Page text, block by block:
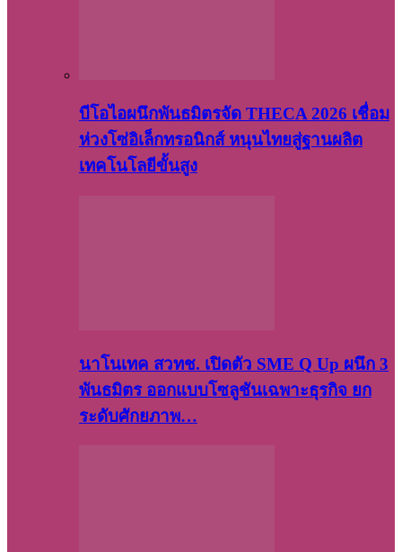
บีโอไอผนึกพันธมิตรจัด THECA 2026 เชื่อม
ห่วงโซ่อิเล็กทรอนิกส์ หนุนไทยสู่ฐานผลิต
เทคโนโลยีขั้นสูง
นาโนเทค สวทช. เปิดตัว SME Q Up ผนึก 3
พันธมิตร ออกแบบโซลูชันเฉพาะธุรกิจ ยก
ระดับศักยภาพ…